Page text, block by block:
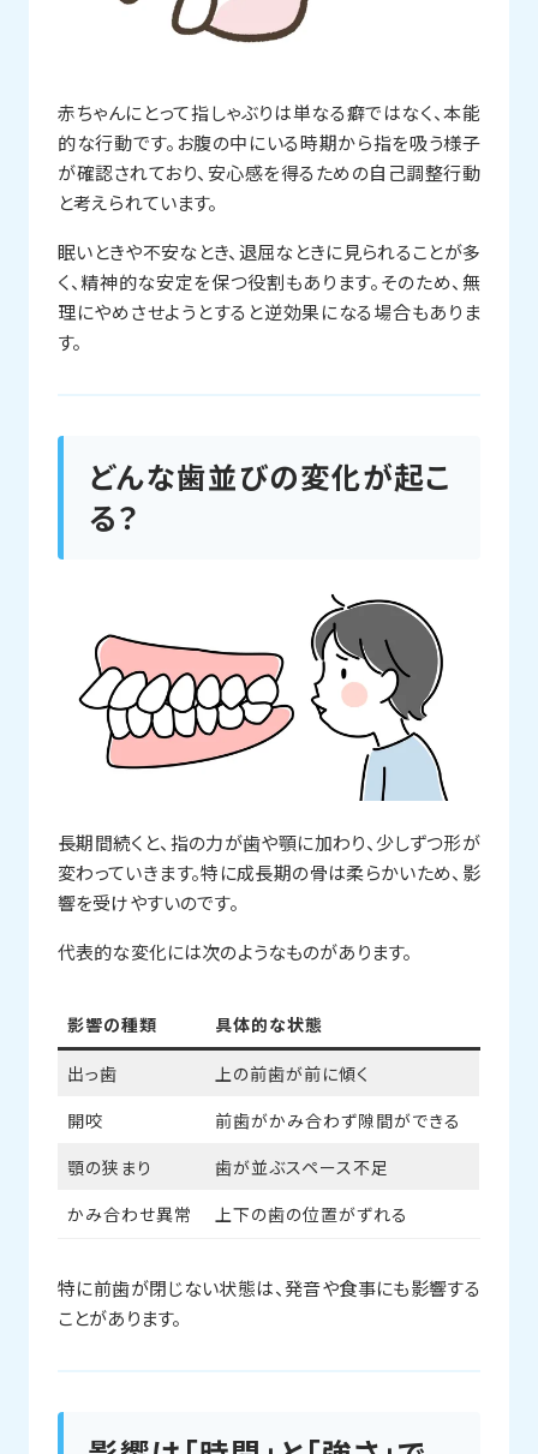
赤ちゃんにとって指しゃぶりは単なる癖ではなく、本能
的な行動です。お腹の中にいる時期から指を吸う様子
が確認されており、安心感を得るための自己調整行動
と考えられています。
眠いときや不安なとき、退屈なときに見られることが多
く、精神的な安定を保つ役割もあります。そのため、無
理にやめさせようとすると逆効果になる場合もありま
す。
どんな歯並びの変化が起こ
る？
長期間続くと、指の力が歯や顎に加わり、少しずつ形が
変わっていきます。特に成長期の骨は柔らかいため、影
響を受けやすいのです。
代表的な変化には次のようなものがあります。
影響の種類 具体的な状態
出っ歯
上の前歯が前に傾く
開咬
前歯がかみ合わず隙間ができる
顎の狭まり
歯が並ぶスペース不足
かみ合わせ異常
上下の歯の位置がずれる
特に前歯が閉じない状態は、発音や食事にも影響する
ことがあります。